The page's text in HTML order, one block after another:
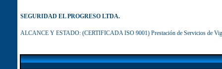
SEGURIDAD EL PROGRESO LTDA.
ALCANCE Y ESTADO: (CERTIFICADA ISO 9001) Prestación de Servicios de